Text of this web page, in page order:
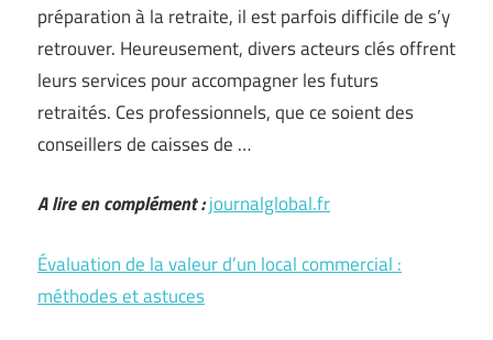
préparation à la retraite, il est parfois difficile de s’y
retrouver. Heureusement, divers acteurs clés offrent
leurs services pour accompagner les futurs
retraités. Ces professionnels, que ce soient des
conseillers de caisses de …
A lire en complément :journalglobal.fr
Évaluation de la valeur d’un local commercial :
méthodes et astuces